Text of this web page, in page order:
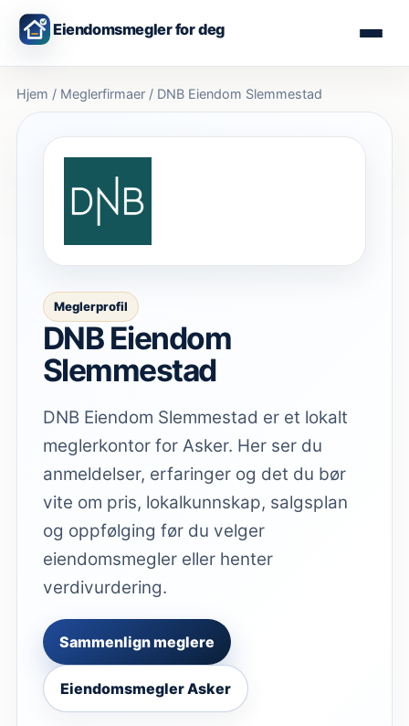
Eiendomsmegler for deg
Hjem / Meglerfirmaer / DNB Eiendom Slemmestad
Meglerprofil
DNB Eiendom
Slemmestad
DNB Eiendom Slemmestad er et lokalt
meglerkontor for Asker. Her ser du
anmeldelser, erfaringer og det du bør
vite om pris, lokalkunnskap, salgsplan
og oppfølging før du velger
eiendomsmegler eller henter
verdivurdering.
Sammenlign meglere
Eiendomsmegler Asker